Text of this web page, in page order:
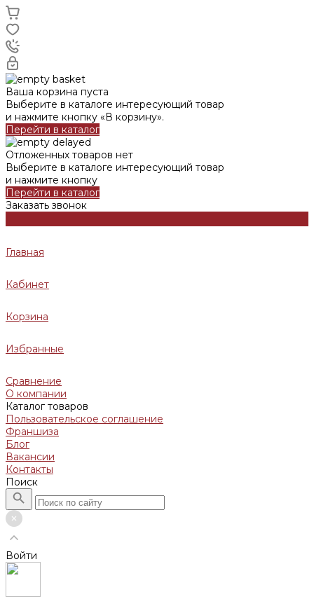
Ваша корзина пуста
Выберите в каталоге интересующий товар
и нажмите кнопку «В корзину».
Перейти в каталог
Отложенных товаров нет
Выберите в каталоге интересующий товар
и нажмите кнопку
Перейти в каталог
Заказать звонок
Главная
Кабинет
Корзина
Избранные
Сравнение
О компании
Каталог товаров
Пользовательское соглашение
Франшиза
Блог
Вакансии
Контакты
Поиск
Войти